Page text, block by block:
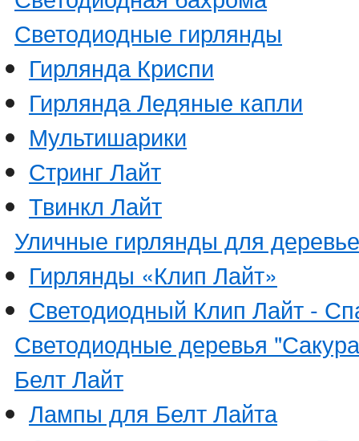
Светодиодные гирлянды
Гирлянда Криспи
Гирлянда Ледяные капли
Мультишарики
Стринг Лайт
Твинкл Лайт
Уличные гирлянды для
Гирлянды «Клип Лайт»
Светодиодный Клип Лайт -
Светодиодные деревья
Белт Лайт
Лампы для Белт Лайта